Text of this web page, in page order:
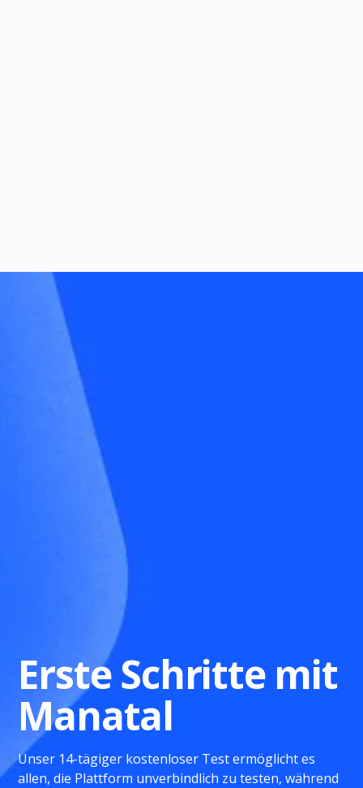
Erste Schritte mit
Manatal
Unser 14-tägiger kostenloser Test ermöglicht es
allen, die Plattform unverbindlich zu testen, während